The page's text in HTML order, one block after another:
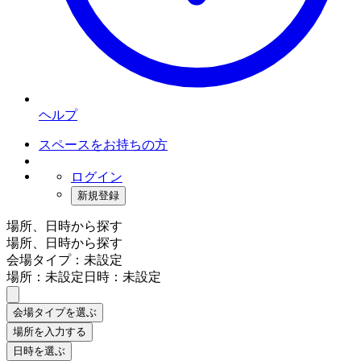
ヘルプ
スペースをお持ちの方
ログイン
新規登録
場所、日時から探す
場所、日時から探す
会場タイプ：未設定
場所：未設定日時：未設定
会場タイプを選ぶ
場所を入力する
日時を選ぶ